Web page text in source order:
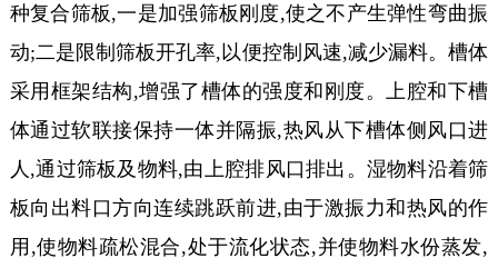
种复合筛板,一是加强筛板刚度,使之不产生弹性弯曲振
动;二是限制筛板开孔率,以便控制 风速,减少漏料。槽体
采用框架结构,增强了槽体的强度和刚度。上腔和下槽
体通过软联接保持一体并隔振,热风从下槽体侧风口进
人,通过筛板及物料,由上腔排风口排出。湿物料沿着筛
板向出料口方向连续跳跃前进,由于激振力和热风的作
用,使物料疏松混合,处于流化状态,并使物料水份蒸发,